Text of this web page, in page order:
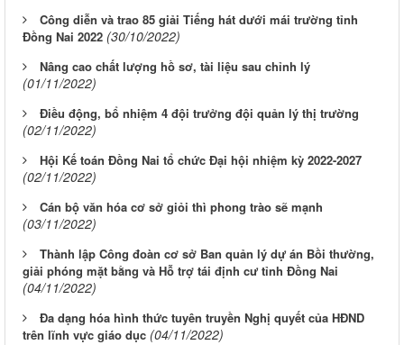
Công diễn và trao 85 giải Tiếng hát dưới mái trường tỉnh
Đồng Nai 2022 (30/10/2022)
Nâng cao chất lượng hồ sơ, tài liệu sau chỉnh lý
(01/11/2022)
Điều động, bổ nhiệm 4 đội trưởng đội quản lý thị trường
(02/11/2022)
Hội Kế toán Đồng Nai tổ chức Đại hội nhiệm kỳ 2022-2027
(02/11/2022)
Cán bộ văn hóa cơ sở giỏi thì phong trào sẽ mạnh
(03/11/2022)
Thành lập Công đoàn cơ sở Ban quản lý dự án Bồi thường,
giải phóng mặt bằng và Hỗ trợ tái định cư tỉnh Đồng Nai
(04/11/2022)
Đa dạng hóa hình thức tuyên truyền Nghị quyết của HĐND
trên lĩnh vực giáo dục (04/11/2022)